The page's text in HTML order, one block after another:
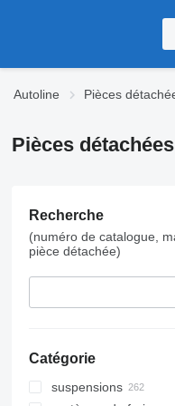
Autoline Pièces
Pièces
Recherche
(numéro de catalogue,
pièce détachée)
Catégorie
suspensions